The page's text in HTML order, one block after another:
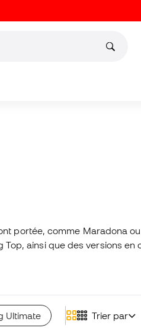
portée, comme Maradona
ainsi que des versions en
Trier par
Ultimate